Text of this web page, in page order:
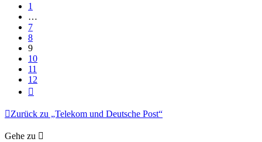
1
…
7
8
9
10
11
12
Zurück zu „Telekom und Deutsche Post“
Gehe zu